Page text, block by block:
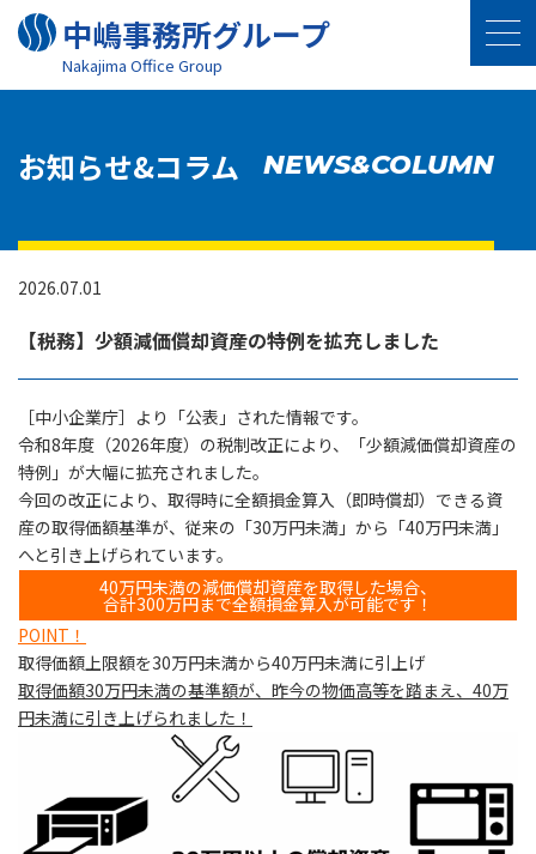
中嶋事務所グループ
Nakajima Oﬃce Group
お知らせ&コラム NEWS&COLUMN
2026.07.01
【税務】少額減価償却資産の特例を拡充しました
［中小企業庁］より「公表」された情報です。
令和8年度（2026年度）の税制改正により、「少額減価償却資産の
特例」が大幅に拡充されました。
今回の改正により、取得時に全額損金算入（即時償却）できる資
産の取得価額基準が、従来の「30万円未満」から「40万円未満」
へと引き上げられています。
40万円未満の減価償却資産を取得した場合、
合計300万円まで全額損金算入が可能です！
POINT ！
取得価額上限額を30万円未満から40万円未満に引上げ
取得価額30万円未満の基準額が、昨今の物価高等を踏まえ、40万
円未満に引き上げられました！